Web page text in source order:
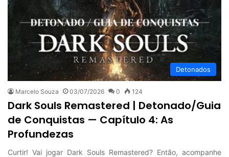
Detonados
Marcelo Souza 03/07/2026 0 124
Dark Souls Remastered | Detonado/Guia
de Conquistas — Capítulo 4: As
Profundezas
Curtir! Vai jogar Dark Souls Remastered? Então, acompanhe